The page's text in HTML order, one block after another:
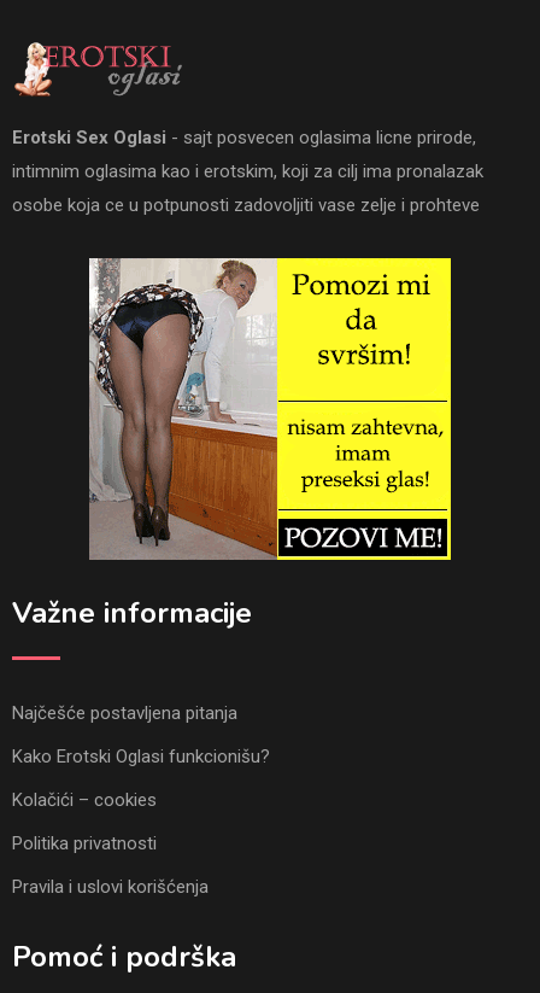
Erotski Sex Oglasi - sajt posvecen oglasima licne prirode,
intimnim oglasima kao i erotskim, koji za cilj ima pronalazak
osobe koja ce u potpunosti zadovoljiti vase zelje i prohteve
Važne informacije
Najčešće postavljena pitanja
Kako Erotski Oglasi funkcionišu?
Kolačići – cookies
Politika privatnosti
Pravila i uslovi korišćenja
Pomoć i podrška